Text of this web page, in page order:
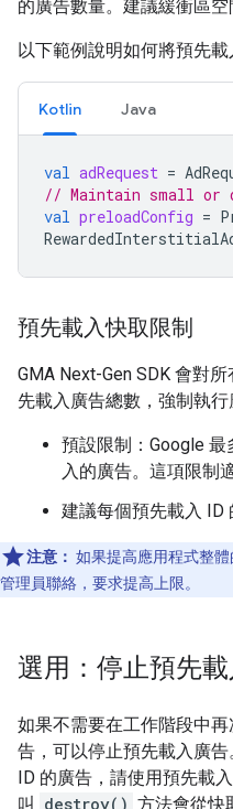
的廣告數量。建議緩衝區空
以下範例說明如何將預先
Kotlin Java
val adRequest =
// Maintain small or
val preloadConfig =
預先載入快取限制
GMA Next-Gen SDK 會對所
先載入廣告總數，強制執行
預設限制：Google
入的廣告。這項限制
建議每個預先載入 ID
注意： 如果提高應用程式整
管理員聯絡，要求提高上限。
選用：停止預先
如果不需要在工作階段中
告，可以停止預先載入廣
ID 的廣告，請使用預先載
叫
destroy() 方法會從快